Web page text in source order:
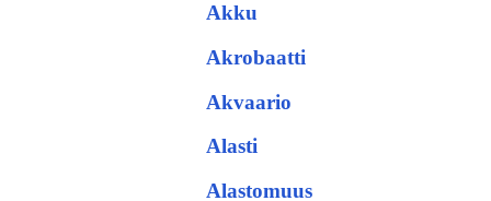
Akku
Akrobaatti
Akvaario
Alasti
Alastomuus